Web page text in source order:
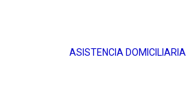
ASISTENCIA DOMICILIARIA